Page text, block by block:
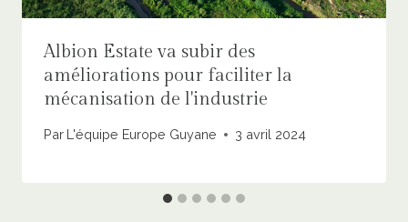
Albion Estate va subir des
améliorations pour faciliter la
mécanisation de l'industrie
Par L'équipe Europe Guyane 3 avril 2024